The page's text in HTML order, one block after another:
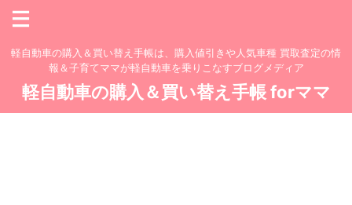
軽自動車の購入＆買い替え手帳は、購入値引きや人気車種 買取査定の情
報＆子育てママが軽自動車を乗りこなすブログメディア
軽自動車の購入＆買い替え手帳 forママ